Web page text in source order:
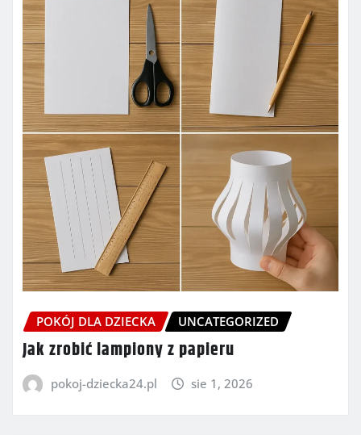
POKÓJ DLA DZIECKA UNCATEGORIZED
Jak zrobić lampiony z papieru
pokoj-dziecka24.pl sie 1, 2026